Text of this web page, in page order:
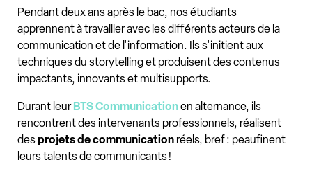
Pendant deux ans après le bac, nos étudiants
apprennent à travailler avec les différents acteurs de la
communication et de l'information. Ils s'initient aux
techniques du storytelling et produisent des contenus
impactants, innovants et multisupports.
Durant leurBTS Communicationen alternance, ils
rencontrent des intervenants professionnels, réalisent
desprojets de communication réels, bref : peaufinent
leurs talents de communicants !